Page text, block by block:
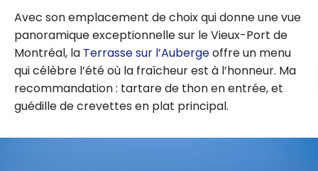
Avec son emplacement de choix qui donne une vue
panoramique exceptionnelle sur le Vieux-Port de
Montréal, la Terrasse sur l’Aubergeoffre un menu
qui célèbre l’été où la fraîcheur est à l’honneur. Ma
recommandation : tartare de thon en entrée, et
guédille de crevettes en plat principal.